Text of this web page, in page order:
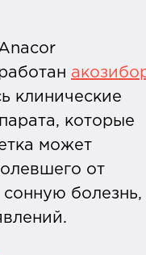
клинические
которые
может
от
болезнь,